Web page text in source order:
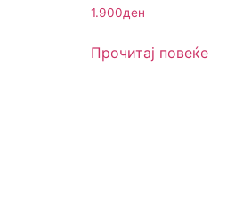
1.900ден
Прочитај повеќе